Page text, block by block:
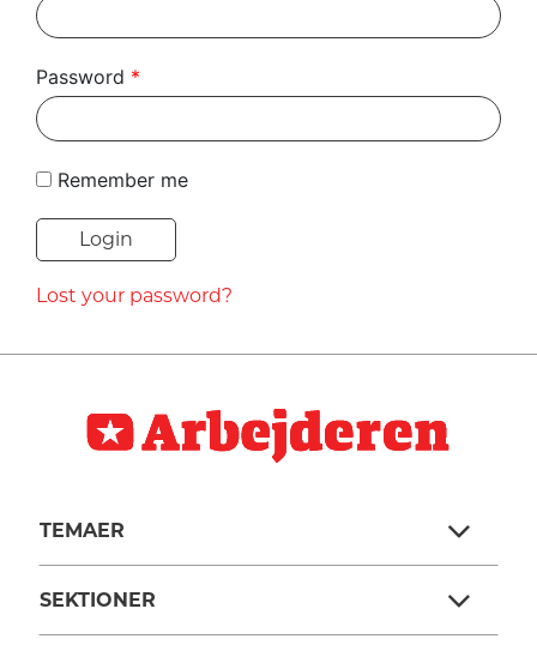
DEBAT
TIL
NAVNE
HISTORIE
TEORI
Password *
Remember me
Lost your password?
TEMAER
SEKTIONER